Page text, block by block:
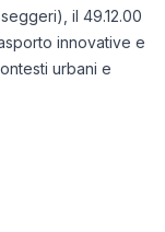
il 49.12.00
innovative e
urbani e